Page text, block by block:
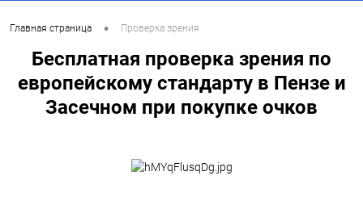
Главная страница • Проверка зрения
Бесплатная проверка зрения по
европейскому стандарту в Пензе и
Засечном при покупке очков